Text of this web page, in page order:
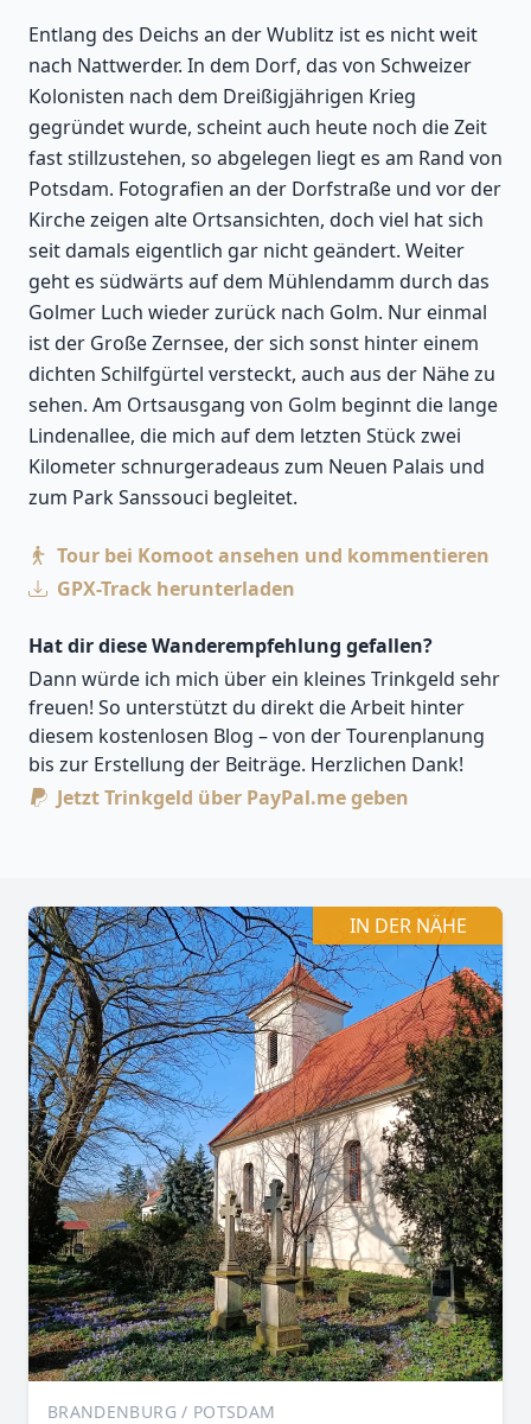
Entlang des Deichs an der Wublitz ist es nicht weit
nach Nattwerder. In dem Dorf, das von Schweizer
Kolonisten nach dem Dreißigjährigen Krieg
gegründet wurde, scheint auch heute noch die Zeit
fast stillzustehen, so abgelegen liegt es am Rand von
Potsdam. Fotografien an der Dorfstraße und vor der
Kirche zeigen alte Ortsansichten, doch viel hat sich
seit damals eigentlich gar nicht geändert. Weiter
geht es südwärts auf dem Mühlendamm durch das
Golmer Luch wieder zurück nach Golm. Nur einmal
ist der Große Zernsee, der sich sonst hinter einem
dichten Schilfgürtel versteckt, auch aus der Nähe zu
sehen. Am Ortsausgang von Golm beginnt die lange
Lindenallee, die mich auf dem letzten Stück zwei
Kilometer schnurgeradeaus zum Neuen Palais und
zum Park Sanssouci begleitet.
Tour bei Komoot ansehen und kommentieren
GPX-Track herunterladen
Hat dir diese Wanderempfehlung gefallen?
Dann würde ich mich über ein kleines Trinkgeld sehr
freuen! So unterstützt du direkt die Arbeit hinter
diesem kostenlosen Blog – von der Tourenplanung
bis zur Erstellung der Beiträge. Herzlichen Dank!
Jetzt Trinkgeld über PayPal.me geben
−
IN DER NÄHE
BRANDENBURG / POTSDAM